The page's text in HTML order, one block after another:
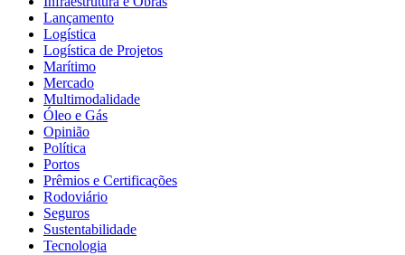
Lançamento
Logística
Logística de Projetos
Marítimo
Mercado
Multimodalidade
Óleo e Gás
Opinião
Política
Portos
Prêmios e Certificações
Rodoviário
Seguros
Sustentabilidade
Tecnologia